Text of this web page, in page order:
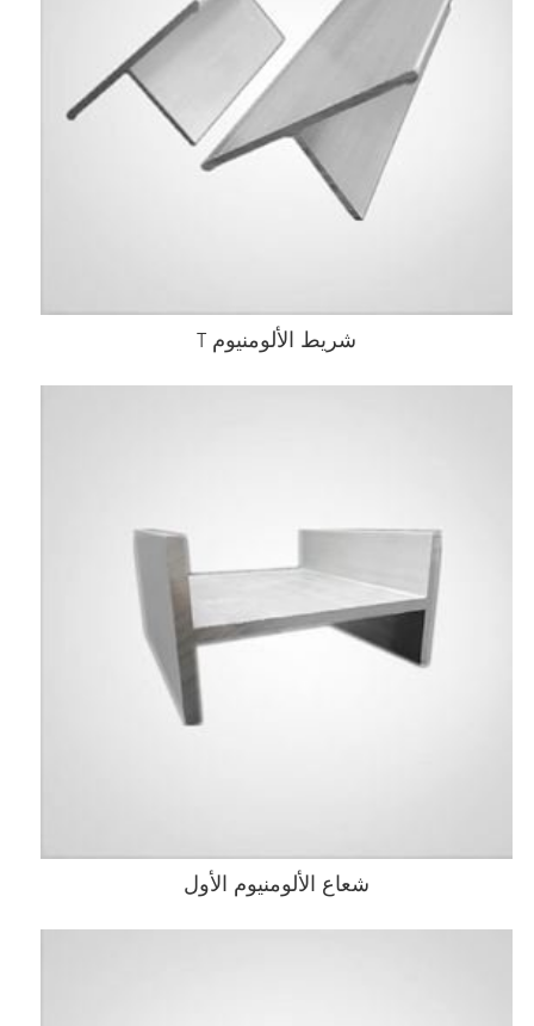
شريط الألومنيوم T
شعاع الألومنيوم الأول